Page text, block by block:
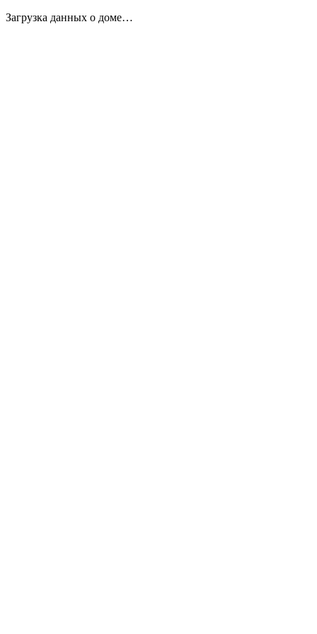
Загрузка данных о доме…